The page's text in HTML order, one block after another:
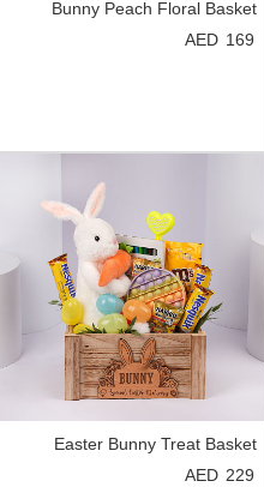
Bunny Peach Floral Basket
169
Easter Bunny Treat Basket
229